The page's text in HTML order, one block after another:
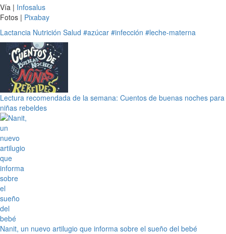
Vía | Infosalus
Fotos | Pixabay
Lactancia Nutrición Salud #azúcar #infección #leche-materna
Lectura recomendada de la semana: Cuentos de buenas noches para
niñas rebeldes
Nanit, un nuevo artilugio que informa sobre el sueño del bebé